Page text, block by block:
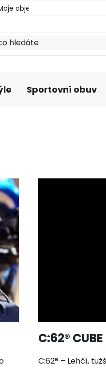
objednávka
Sportovní obuv
C:62®
C:62® – Lehčí,